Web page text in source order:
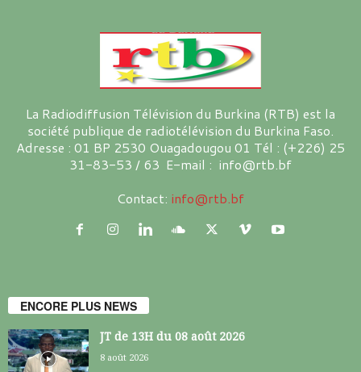
La Radiodiffusion Télévision du Burkina (RTB) est la
société publique de radiotélévision du Burkina Faso.
Adresse : 01 BP 2530 Ouagadougou 01 Tél : (+226) 25
31-83-53 / 63 E-mail : info@rtb.bf
Contact: info@rtb.bf
ENCORE PLUS NEWS
JT de 13H du 08 août 2026
8 août 2026